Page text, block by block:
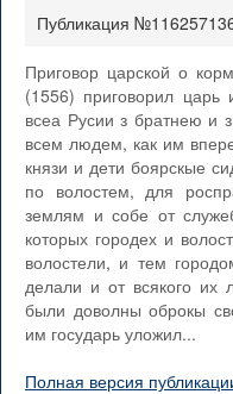
Публикация
Приговор царской о
(1556) приговорил царь
всеа Русии з братнею и
всем людем, как им
князи и дети боярскые
по волостем, для
землям и собе от
которых городех и
волостели, и тем
делали и от всякого их
были доволны оброкы
им государь уложил...
Полная версия